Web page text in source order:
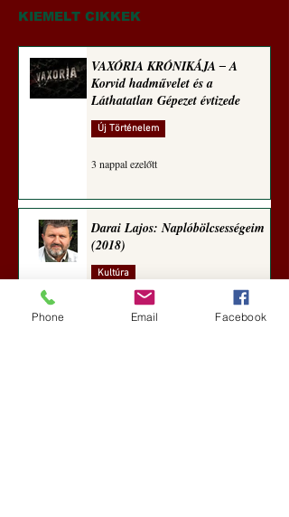
KIEMELT CIKKEK
VAXÓRIA KRÓNIKÁJA ‒ A
Korvid hadművelet és a
Láthatatlan Gépezet évtizede
Új Történelem
3 nappal ezelőtt
Darai Lajos: Naplóbölcsességeim
(2018)
Kultúra
6 nappal ezelőtt
Phone Email Facebook